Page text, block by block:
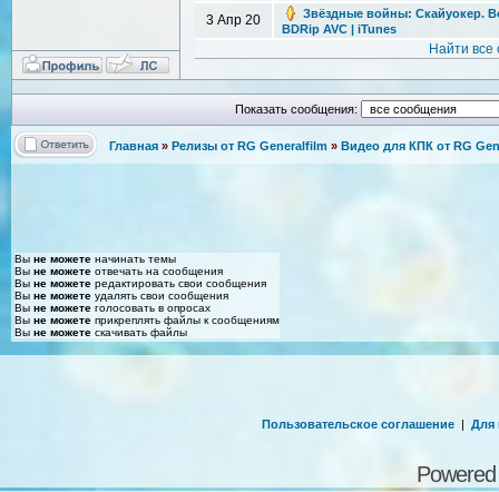
3 Апр 20
Звёздные войны: Скайуокер.
BDRip AVC | iTunes
Найти
Показать сообщения:
Главная » Релизы от RG Generalfilm » Видео для КПК от RG
Вы не можете начинать темы
Вы не можете отвечать на сообщения
Вы не можете редактировать свои сообщения
Вы не можете удалять свои сообщения
Вы не можете голосовать в опросах
Вы не можете прикреплять файлы к сообщениям
Вы не можете скачивать файлы
Пользовательское соглашение | Для